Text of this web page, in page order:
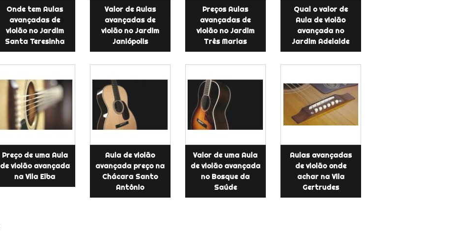
Onde tem Aulas
avançadas de
violão no Jardim
Santa Teresinha
Valor de Aulas
avançadas de
violão no Jardim
Janiópolis
Preços Aulas
avançadas de
violão no Jardim
Três Marias
Qual o valor de
Aula de violão
avançada no
Jardim Adelaide
Preço de uma Aula
de violão avançada
na Vila Elba
Aula de violão
avançada preço na
Chácara Santo
Antônio
Valor de uma Aula
de violão avançada
no Bosque da
Saúde
Aulas avançadas
de violão onde
achar na Vila
Gertrudes